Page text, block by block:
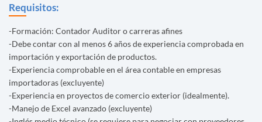
Requisitos:
-Formación: Contador Auditor o carreras afines
-Debe contar con al menos 6 años de experiencia comprobada en
importación y exportación de productos.
-Experiencia comprobable en el área contable en empresas
importadoras (excluyente)
-Experiencia en proyectos de comercio exterior (idealmente).
-Manejo de Excel avanzado (excluyente)